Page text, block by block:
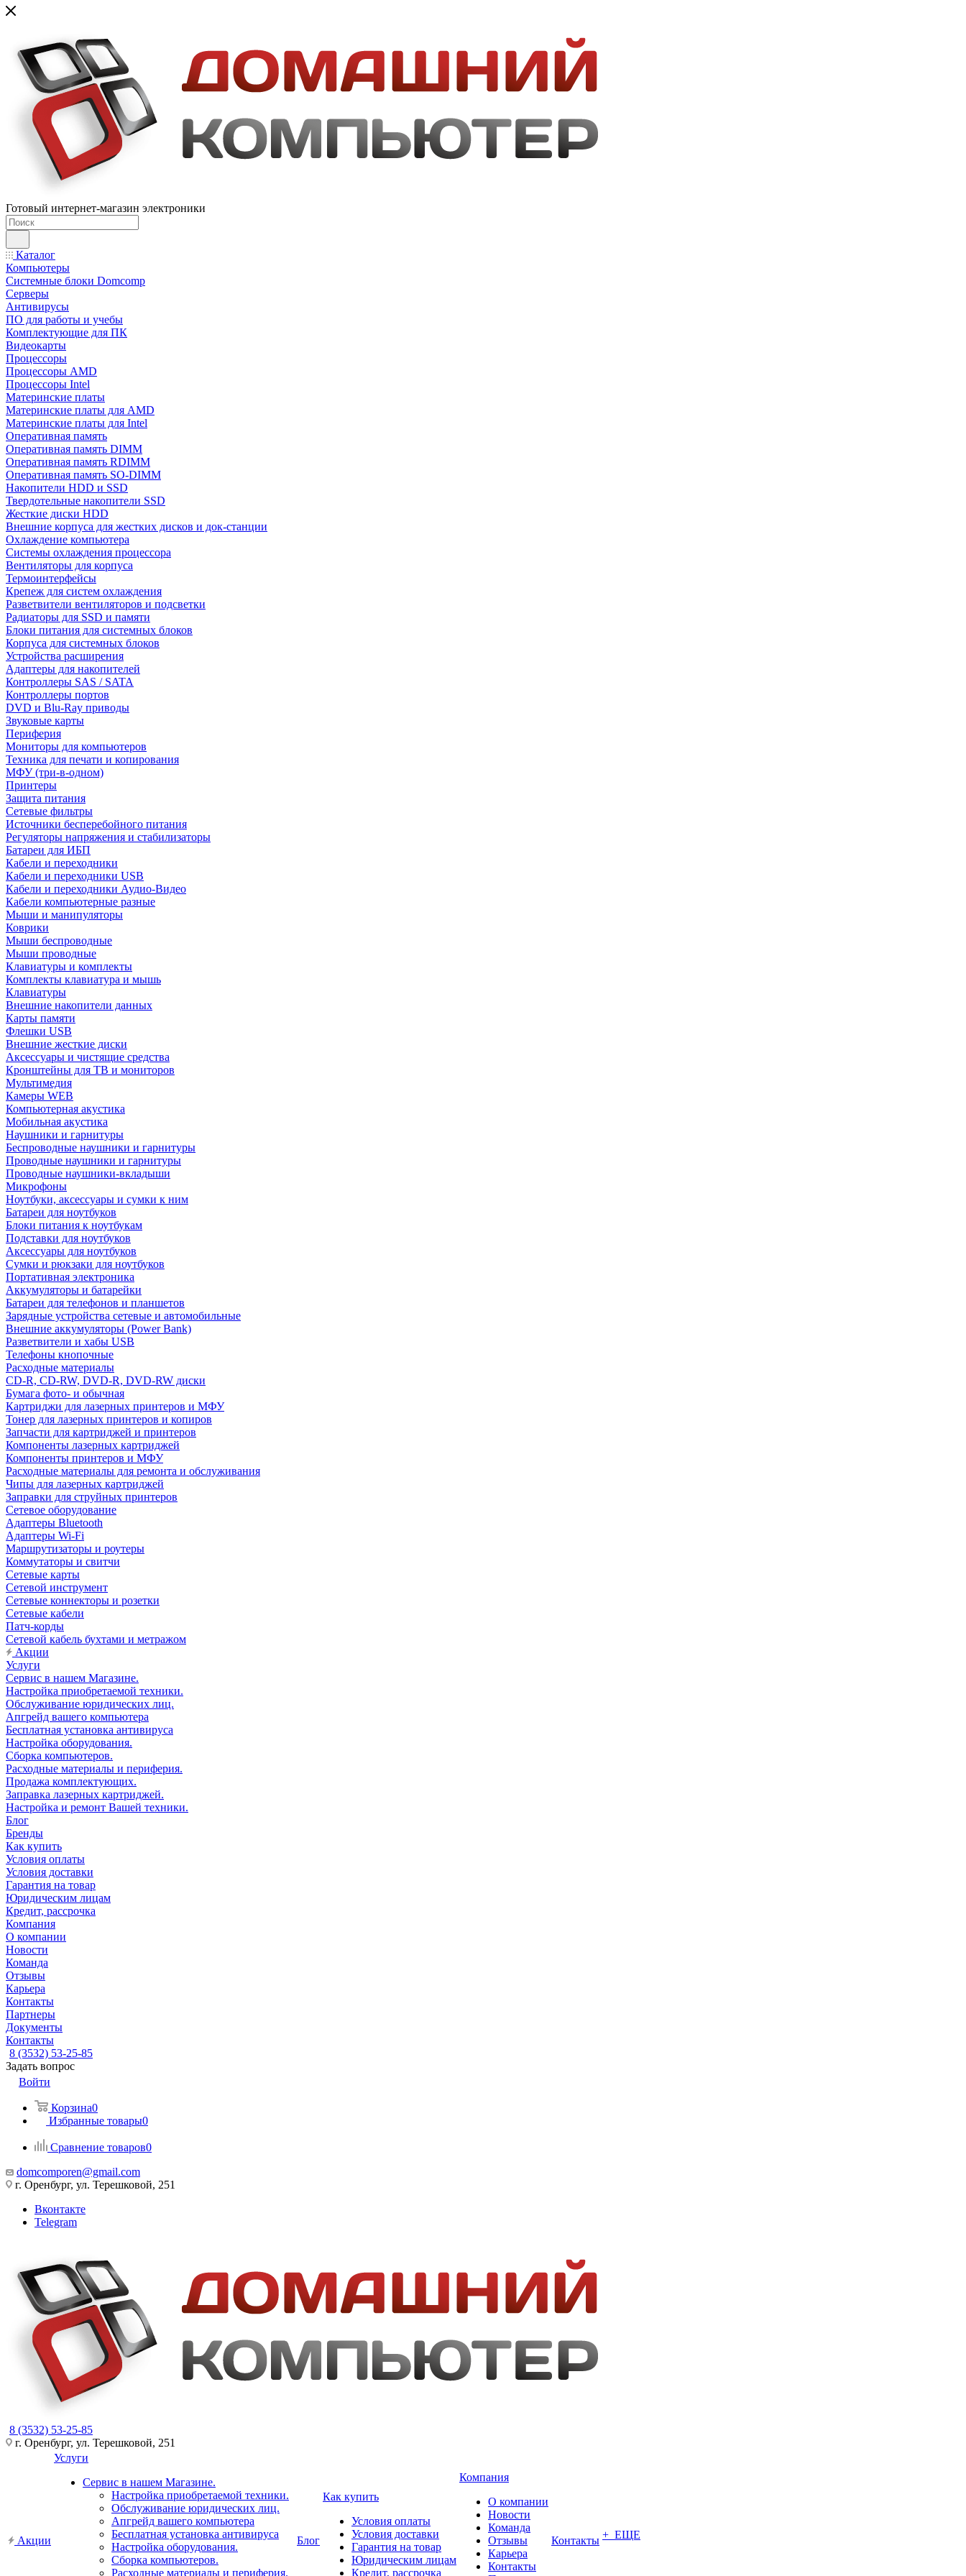
Готовый интернет-магазин электроники
Каталог
Компьютеры
Системные блоки Domcomp
Серверы
Антивирусы
ПО для работы и учебы
Комплектующие для ПК
Видеокарты
Процессоры
Процессоры AMD
Процессоры Intel
Материнские платы
Материнские платы для AMD
Материнские платы для Intel
Оперативная память
Оперативная память DIMM
Оперативная память RDIMM
Оперативная память SO-DIMM
Накопители HDD и SSD
Твердотельные накопители SSD
Жесткие диски HDD
Внешние корпуса для жестких дисков и док-станции
Охлаждение компьютера
Системы охлаждения процессора
Вентиляторы для корпуса
Термоинтерфейсы
Крепеж для систем охлаждения
Разветвители вентиляторов и подсветки
Радиаторы для SSD и памяти
Блоки питания для системных блоков
Корпуса для системных блоков
Устройства расширения
Адаптеры для накопителей
Контроллеры SAS / SATA
Контроллеры портов
DVD и Blu-Ray приводы
Звуковые карты
Периферия
Мониторы для компьютеров
Техника для печати и копирования
МФУ (три-в-одном)
Принтеры
Защита питания
Сетевые фильтры
Источники бесперебойного питания
Регуляторы напряжения и стабилизаторы
Батареи для ИБП
Кабели и переходники
Кабели и переходники USB
Кабели и переходники Аудио-Видео
Кабели компьютерные разные
Мыши и манипуляторы
Коврики
Мыши беспроводные
Мыши проводные
Клавиатуры и комплекты
Комплекты клавиатура и мышь
Клавиатуры
Внешние накопители данных
Карты памяти
Флешки USB
Внешние жесткие диски
Аксессуары и чистящие средства
Кронштейны для ТВ и мониторов
Мультимедия
Камеры WEB
Компьютерная акустика
Мобильная акустика
Наушники и гарнитуры
Беспроводные наушники и гарнитуры
Проводные наушники и гарнитуры
Проводные наушники-вкладыши
Микрофоны
Ноутбуки, аксессуары и сумки к ним
Батареи для ноутбуков
Блоки питания к ноутбукам
Подставки для ноутбуков
Аксессуары для ноутбуков
Сумки и рюкзаки для ноутбуков
Портативная электроника
Аккумуляторы и батарейки
Батареи для телефонов и планшетов
Зарядные устройства сетевые и автомобильные
Внешние аккумуляторы (Power Bank)
Разветвители и хабы USB
Телефоны кнопочные
Расходные материалы
CD-R, CD-RW, DVD-R, DVD-RW диски
Бумага фото- и обычная
Картриджи для лазерных принтеров и МФУ
Тонер для лазерных принтеров и копиров
Запчасти для картриджей и принтеров
Компоненты лазерных картриджей
Компоненты принтеров и МФУ
Расходные материалы для ремонта и обслуживания
Чипы для лазерных картриджей
Заправки для струйных принтеров
Сетевое оборудование
Адаптеры Bluetooth
Адаптеры Wi-Fi
Маршрутизаторы и роутеры
Коммутаторы и свитчи
Сетевые карты
Сетевой инструмент
Сетевые коннекторы и розетки
Сетевые кабели
Патч-корды
Сетевой кабель бухтами и метражом
Акции
Услуги
Сервис в нашем Магазине.
Настройка приобретаемой техники.
Обслуживание юридических лиц.
Апгрейд вашего компьютера
Бесплатная установка антивируса
Настройка оборудования.
Сборка компьютеров.
Расходные материалы и периферия.
Продажа комплектующих.
Заправка лазерных картриджей.
Настройка и ремонт Вашей техники.
Блог
Бренды
Как купить
Условия оплаты
Условия доставки
Гарантия на товар
Юридическим лицам
Кредит, рассрочка
Компания
О компании
Новости
Команда
Отзывы
Карьера
Контакты
Партнеры
Документы
Контакты
8 (3532) 53-25-85
Задать вопрос
Войти
Корзина0
Избранные товары0
Сравнение товаров0
domcomporen@gmail.com
г. Оренбург, ул. Терешковой, 251
Вконтакте
Telegram
8 (3532) 53-25-85
г. Оренбург, ул. Терешковой, 251
Акции
Услуги
Сервис в нашем Магазине.
Настройка приобретаемой техники.
Обслуживание юридических лиц.
Апгрейд вашего компьютера
Бесплатная установка антивируса
Настройка оборудования.
Сборка компьютеров.
Расходные материалы и периферия.
Блог
Как купить
Условия оплаты
Условия доставки
Гарантия на товар
Юридическим лицам
Кредит, рассрочка
Компания
О компании
Новости
Команда
Отзывы
Карьера
Контакты
Контакты + ЕЩЕ